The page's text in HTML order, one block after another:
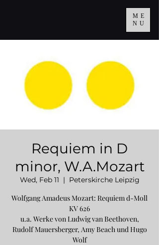
ME
NU
Requiem in D
minor, W.A.Mozart
Wed, Feb 11
  |
Peterskirche Leipzig
Wolfgang Amadeus Mozart: Requiem d-Moll
KV 626
u.a. Werke von Ludwig van Beethoven,
Rudolf Mauersberger, Amy Beach und Hugo
Wolf